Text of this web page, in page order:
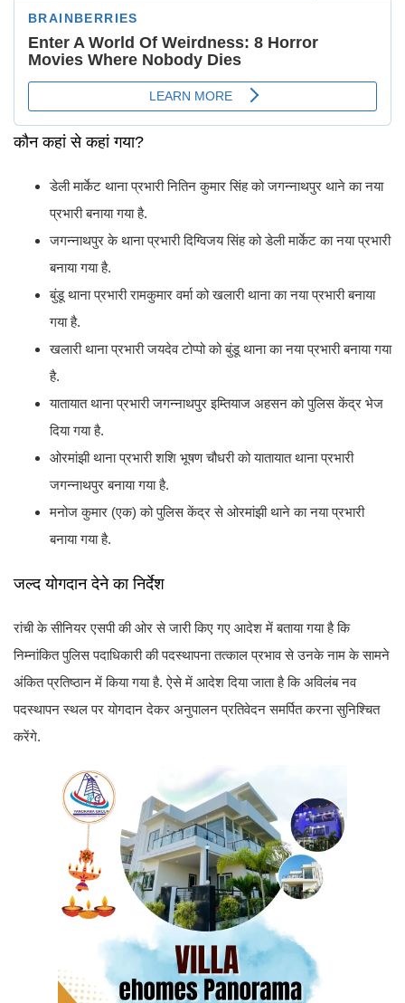
कौन कहां से कहां गया?
डेली मार्केट थाना प्रभारी नितिन कुमार सिंह को जगन्नाथपुर थाने का नया
प्रभारी बनाया गया है.
जगन्नाथपुर के थाना प्रभारी दिग्विजय सिंह को डेली मार्केट का नया प्रभारी
बनाया गया है.
बुंडू थाना प्रभारी रामकुमार वर्मा को खलारी थाना का नया प्रभारी बनाया
गया है.
खलारी थाना प्रभारी जयदेव टोप्पो को बुंडू थाना का नया प्रभारी बनाया गया
है.
यातायात थाना प्रभारी जगन्नाथपुर इम्तियाज अहसन को पुलिस केंद्र भेज
दिया गया है.
ओरमांझी थाना प्रभारी शशि भूषण चौधरी को यातायात थाना प्रभारी
जगन्नाथपुर बनाया गया है.
मनोज कुमार (एक) को पुलिस केंद्र से ओरमांझी थाने का नया प्रभारी
बनाया गया है.
जल्द योगदान देने का निर्देश
रांची के सीनियर एसपी की ओर से जारी किए गए आदेश में बताया गया है कि
निम्नांकित पुलिस पदाधिकारी की पदस्थापना तत्काल प्रभाव से उनके नाम के सामने
अंकित प्रतिष्ठान में किया गया है. ऐसे में आदेश दिया जाता है कि अविलंब नव
पदस्थापन स्थल पर योगदान देकर अनुपालन प्रतिवेदन समर्पित करना सुनिश्चित
करेंगे.